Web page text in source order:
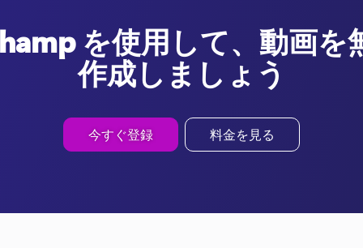
を使用して、動画を
作成しましょう
今すぐ登録 料金を見る